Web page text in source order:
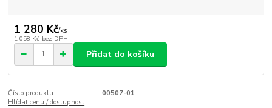
1 280 Kč/ks
1 058 Kč bez DPH
Přidat do košíku
Číslo produktu:
00507-01
Hlídat cenu / dostupnost